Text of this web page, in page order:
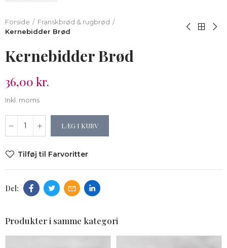
Forside
Franskbrød & rugbrød
Kernebidder Brød
Kernebidder Brød
36,00 kr.
Inkl. moms
LÆG I KURV
Tilføj til Farvoritter
Produkter i samme kategori